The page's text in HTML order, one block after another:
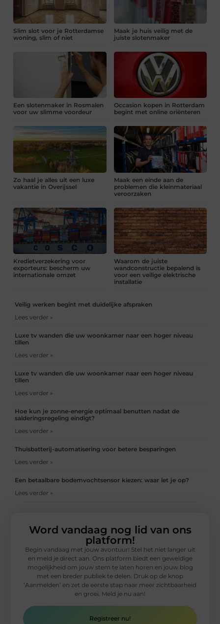
Slim slot voor je Rotterdamse
woning, slim of niet
Maak je huis veilig met de
juiste slotenmaker
Een slotenmaker in Rosmalen
voor uw slimme voordeur
Occasion kopen in Rotterdam
begint met online oriënteren
Zo haal je alles uit een luxe
vakantie in Overijssel
Maak een einde aan de
problemen die kleinmateriaal
veroorzaken
Kredietverzekering voor
exporteurs: bescherm uw
internationale omzet
Waarom de juiste
wandconstructie bepalend is
voor een veilige elektrische
installatie
Veilig werken begint met duidelijke afspraken
Lees verder »
Luxe tv wanden die uw woonkamer naar een hoger niveau
tillen
Lees verder »
Luxe tv wanden die uw woonkamer naar een hoger niveau
tillen
Lees verder »
Hoe kun je zonne-energie optimaal benutten nadat de
salderingsregeling eindigt?
Lees verder »
Thuisbatterij-automatisering voor betere besparingen
Lees verder »
Een betaalbare bodemvochtsensor kiezen: waar let je op?
Lees verder »
Word vandaag nog lid van ons
platform!
Begin vandaag met jouw avontuur! Stel het niet langer uit
en meld je direct aan. Ons platform biedt een geweldige
mogelijkheid om jouw stem te laten horen en jouw blog
met een breder publiek te delen. Druk op de knop
‘Aanmelden’ en zet de eerste stap naar meer zichtbaarheid
en groei. Meld je nu aan!
Registreer nu!